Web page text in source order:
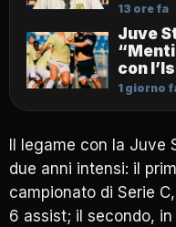
13 ore fa
Juve
con
1 giorno
Il legame con la
due anni intensi: il
campionato di Serie
6 assist; il secondo,